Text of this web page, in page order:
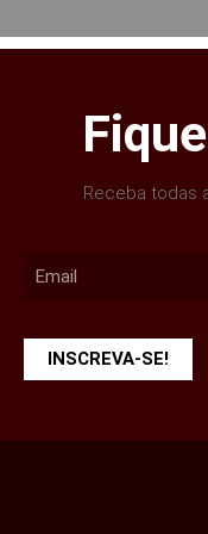
Receba todas
INSCREVA-SE!